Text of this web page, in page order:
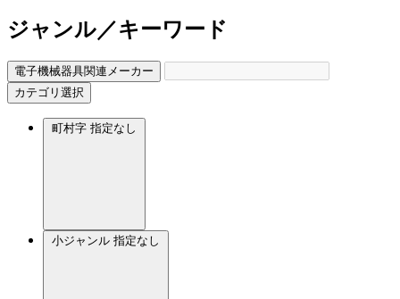
ジャンル／キーワード
電子機械器具関連メーカー
カテゴリ選択
町村字 指定なし
小ジャンル 指定なし